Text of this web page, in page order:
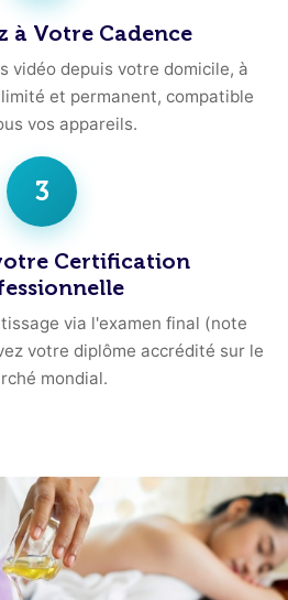
à Votre Cadence
vidéo depuis votre domicile, à
et permanent, compatible
vos appareils.
3
Certification
via l'examen final (note
votre diplôme accrédité sur le
mondial.